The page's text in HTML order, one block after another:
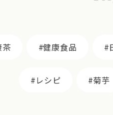
茶 健康食品
レシピ 菊芋